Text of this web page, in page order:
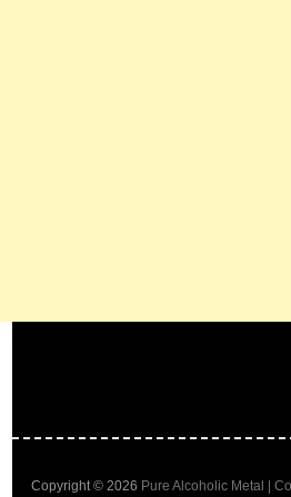
Copyright © 2026 Pure Alcoholic Metal |